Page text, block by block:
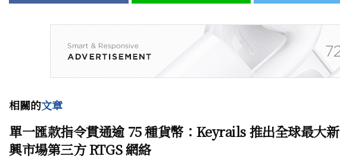
相關的文章
單一匯款指令貫通逾 75 種貨幣：Keyrails 推出全球最大新
興市場第三方 RTGS 網絡